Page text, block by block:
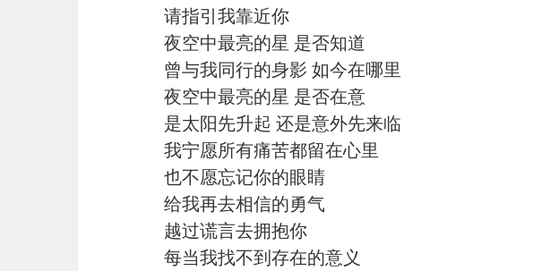
请指引我靠近你
夜空中最亮的星 是否知道
曾与我同行的身影 如今在哪里
夜空中最亮的星 是否在意
是太阳先升起 还是意外先来临
我宁愿所有痛苦都留在心里
也不愿忘记你的眼睛
给我再去相信的勇气
越过谎言去拥抱你
每当我找不到存在的意义